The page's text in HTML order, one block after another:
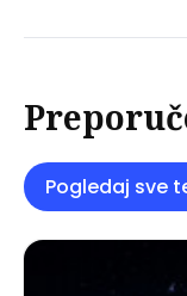
Pogledaj sve